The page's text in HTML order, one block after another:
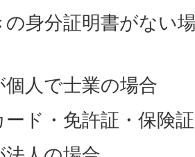
の身分証明書がない
個人で士業の場合
ド・免許証・保険